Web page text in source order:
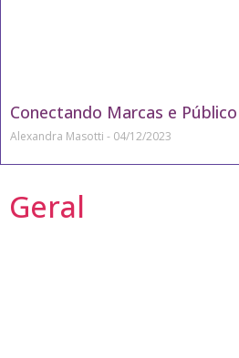
Conectando Marcas e Público
Alexandra Masotti 04/12/2023
Geral